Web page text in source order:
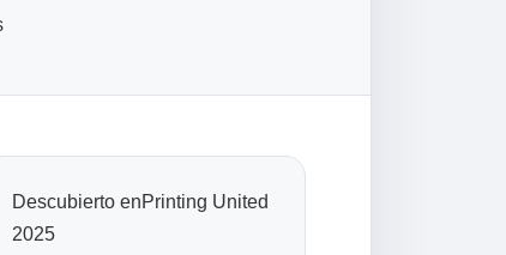
Descubierto enPrinting United
2025